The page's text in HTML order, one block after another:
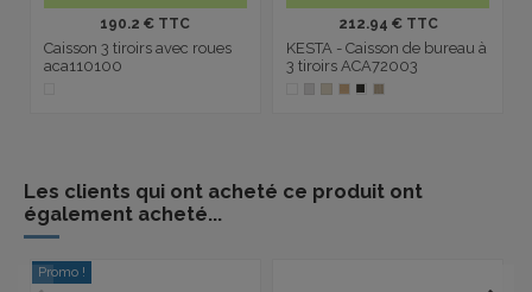
190.2 € TTC
Caisson 3 tiroirs avec roues
aca110100
212.94 € TTC
KESTA - Caisson de bureau à
3 tiroirs ACA72003
Les clients qui ont acheté ce produit ont
également acheté...
Promo !